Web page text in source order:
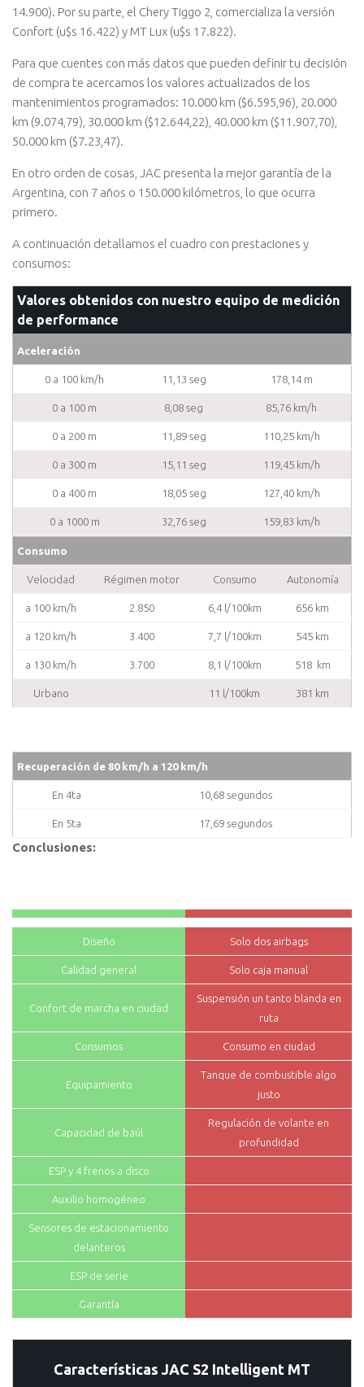
14.900). Por su parte, el Chery Tiggo 2, comercializa la versión
Confort (u$s 16.422) y MT Lux (u$s 17.822).
Para que cuentes con más datos que pueden definir tu decisión
de compra te acercamos los valores actualizados de los
mantenimientos programados: 10.000 km ($6.595,96), 20.000
km (9.074,79), 30.000 km ($12.644,22), 40.000 km ($11.907,70),
50.000 km ($7.23,47).
En otro orden de cosas, JAC presenta la mejor garantía de la
Argentina, con 7 años o 150.000 kilómetros, lo que ocurra
primero.
A continuación detallamos el cuadro con prestaciones y
consumos:
Valores obtenidos con nuestro equipo de medición
de performance
Aceleración
0 a 100 km/h 11,13 seg 178,14 m
0 a 100 m 8,08 seg 85,76 km/h
0 a 200 m 11,89 seg 110,25 km/h
0 a 300 m 15,11 seg 119,45 km/h
0 a 400 m 18,05 seg 127,40 km/h
0 a 1000 m 32,76 seg 159,83 km/h
Consumo
Velocidad Régimen motor Consumo Autonomía
a 100 km/h 2.850 6,4 l/100km 656 km
a 120 km/h 3.400 7,7 l/100km 545 km
a 130 km/h 3.700 8,1 l/100km 518 km
Urbano 11 l/100km 381 km
Recuperación de 80 km/h a 120 km/h
En 4ta 10,68 segundos
En 5ta 17,69 segundos
Conclusiones:
Diseño Solo dos airbags
Calidad general Solo caja manual
Confort de marcha en ciudad
Suspensión un tanto blanda en
ruta
Consumos Consumo en ciudad
Equipamiento
Tanque de combustible algo
justo
Capacidad de baúl
Regulación de volante en
profundidad
ESP y 4 frenos a disco
Auxilio homogéneo
Sensores de estacionamiento
delanteros
ESP de serie
Garantía
Características JAC S2 Intelligent MT